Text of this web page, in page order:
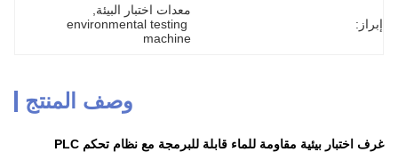
إبراز:
معدات اختبار البيئة
environmental testing
machine
وصف المنتج
غرف اختبار بيئية مقاومة للماء قابلة للبرمجة مع نظام تحكم PLC